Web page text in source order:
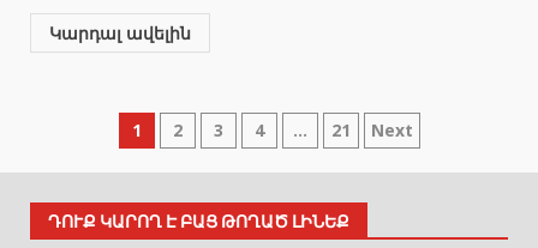
Կարդալ ավելին
Posts
pagination
1 2 3 4 … 21 Next
ԴՈՒՔ ԿԱՐՈՂ Է ԲԱՑ ԹՈՂԱԾ ԼԻՆԵՔ